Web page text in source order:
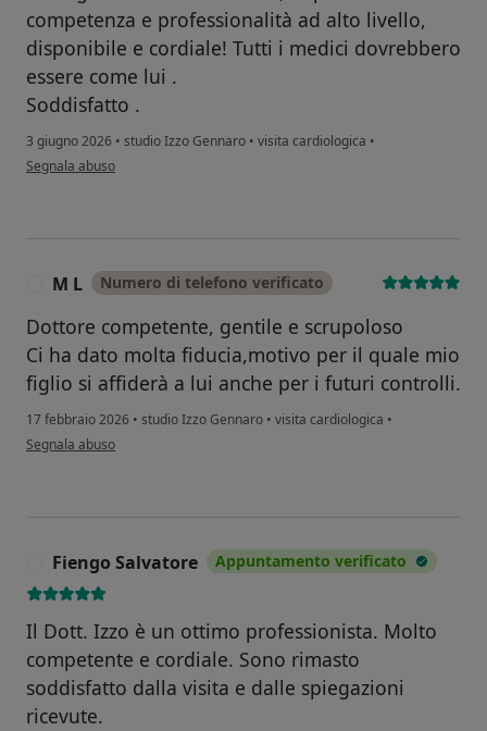
competenza e professionalità ad alto livello,
disponibile e cordiale! Tutti i medici dovrebbero
essere come lui .
Soddisfatto .
3 giugno 2026 • studio Izzo Gennaro • visita cardiologica •
secondo l'opinione dell'utente Fabio Ferraioli
Segnala abuso
M L Numero di telefono verificato
Dottore competente, gentile e scrupoloso
Ci ha dato molta fiducia,motivo per il quale mio
figlio si affiderà a lui anche per i futuri controlli.
17 febbraio 2026 • studio Izzo Gennaro • visita cardiologica •
secondo l'opinione dell'utente M L
Segnala abuso
Fiengo Salvatore Appuntamento verificato
Il Dott. Izzo è un ottimo professionista. Molto
competente e cordiale. Sono rimasto
soddisfatto dalla visita e dalle spiegazioni
ricevute.